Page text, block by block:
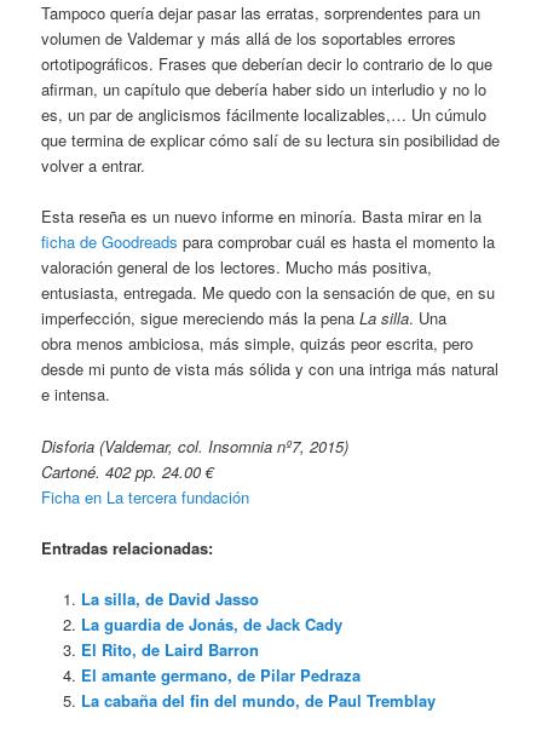
Tampoco quería dejar pasar las erratas, sorprendentes para un
volumen de Valdemar y más allá de los soportables errores
ortotipográficos. Frases que deberían decir lo contrario de lo que
afirman, un capítulo que debería haber sido un interludio y no lo
es, un par de anglicismos fácilmente localizables,… Un cúmulo
que termina de explicar cómo salí de su lectura sin posibilidad de
volver a entrar.
Esta reseña es un nuevo informe en minoría. Basta mirar en la
ficha de Goodreads para comprobar cuál es hasta el momento la
valoración general de los lectores. Mucho más positiva,
entusiasta, entregada. Me quedo con la sensación de que, en su
imperfección, sigue mereciendo más la penaLa silla. Una
obra menos ambiciosa, más simple, quizás peor escrita, pero
desde mi punto de vista más sólida y con una intriga más natural
e intensa.
Disforia (Valdemar, col. Insomnia nº7, 2015)
Cartoné. 402 pp. 24.00 €
Ficha en La tercera fundación
Entradas relacionadas:
La silla, de David Jasso
La guardia de Jonás, de Jack Cady
El Rito, de Laird Barron
El amante germano, de Pilar Pedraza
La cabaña del fin del mundo, de Paul Tremblay